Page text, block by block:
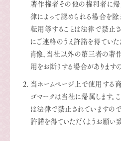
著作権者その他の権利者に帰
律によって認められる場合を除
転用等することは法律で禁止
にご連絡のうえ許諾を得ていた
肖像、当社以外の第三者の著
用をお断りする場合があります
当ホームページ上で使用する
ゴマークは当社に帰属します。
は法律で禁止されていますの
許諾を得ていただくようお願い致